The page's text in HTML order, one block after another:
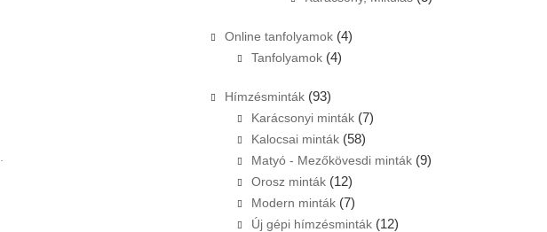
Online tanfolyamok (4)
Tanfolyamok (4)
Hímzésminták (93)
Karácsonyi minták (7)
Kalocsai minták (58)
Matyó - Mezőkövesdi minták (9)
Orosz minták (12)
Modern minták (7)
Új gépi hímzésminták (12)